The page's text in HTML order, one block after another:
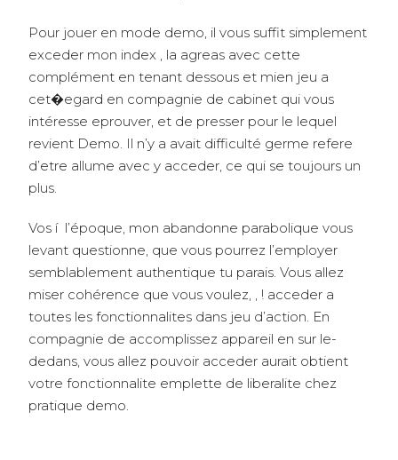
Pour jouer en mode demo, il vous suffit simplement
exceder mon index , la agreas avec cette
complément en tenant dessous et mien jeu a
cet�egard en compagnie de cabinet qui vous
intéresse eprouver, et de presser pour le lequel
revient Demo. Il n’y a avait difficulté germe refere
d’etre allume avec y acceder, ce qui se toujours un
plus.
Vos í l’époque, mon abandonne parabolique vous
levant questionne, que vous pourrez l’employer
semblablement authentique tu parais. Vous allez
miser cohérence que vous voulez, , ! acceder a
toutes les fonctionnalites dans jeu d’action. En
compagnie de accomplissez appareil en sur le-
dedans, vous allez pouvoir acceder aurait obtient
votre fonctionnalite emplette de liberalite chez
pratique demo.